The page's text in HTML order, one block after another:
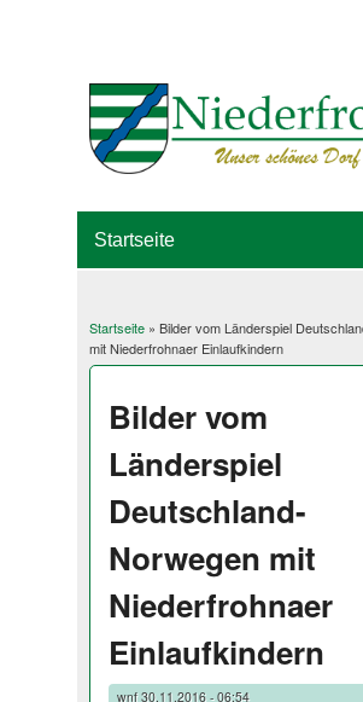
Sie sind hier
Startseite» Bilder vom Länderspiel
mit Niederfrohnaer Einlaufkindern
Bilder vom
Länderspiel
Deutschland-
Norwegen mit
Niederfrohnaer
Einlaufkindern
wnf30.11.2016 - 06:54